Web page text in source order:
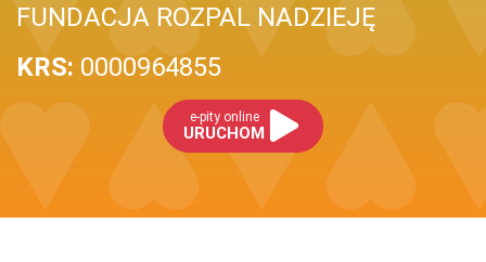
FUNDACJA ROZPAL NADZIEJĘ
KRS: 0000964855
e-pity online
URUCHOM